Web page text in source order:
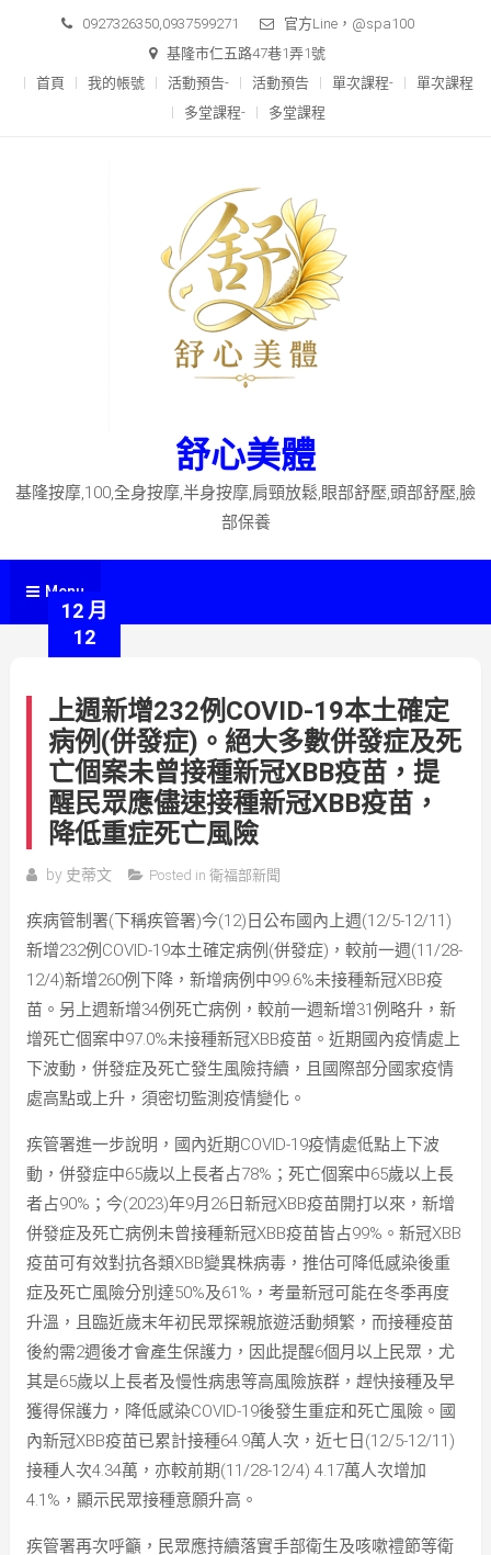
content
0927326350,0937599271
官方Line，@spa100
基隆市仁五路47巷1弄1號
首頁
我的帳號 活動預告- 活動預告 單次課程-
單次課程
多堂課程-
多堂課程
舒心美體
基隆按摩,100,全身按摩,半身按摩,肩頸放鬆,眼部舒壓,頭部舒壓,臉
部保養
Menu
12 月
12
上週新增232例COVID-19本土確定
病例(併發症)。絕大多數併發症及死
亡個案未曾接種新冠XBB疫苗，提
醒民眾應儘速接種新冠XBB疫苗，
降低重症死亡風險
by 史蒂文 Posted in 衛福部新聞
疾病管制署(下稱疾管署)今(12)日公布國內上週(12/5-12/11)
新增232例COVID-19本土確定病例(併發症)，較前一週(11/28-
12/4)新增260例下降，新增病例中99.6%未接種新冠XBB疫
苗。另上週新增34例死亡病例，較前一週新增31例略升，新
增死亡個案中97.0%未接種新冠XBB疫苗。近期國內疫情處上
下波動，併發症及死亡發生風險持續，且國際部分國家疫情
處高點或上升，須密切監測疫情變化。
疾管署進一步說明，國內近期COVID-19疫情處低點上下波
動，併發症中65歲以上長者占78%；死亡個案中65歲以上長
者占90%；今(2023)年9月26日新冠XBB疫苗開打以來，新增
併發症及死亡病例未曾接種新冠XBB疫苗皆占99%。新冠XBB
疫苗可有效對抗各類XBB變異株病毒，推估可降低感染後重
症及死亡風險分別達50%及61%，考量新冠可能在冬季再度
升溫，且臨近歲末年初民眾探親旅遊活動頻繁，而接種疫苗
後約需2週後才會產生保護力，因此提醒6個月以上民眾，尤
其是65歲以上長者及慢性病患等高風險族群，趕快接種及早
獲得保護力，降低感染COVID-19後發生重症和死亡風險。國
內新冠XBB疫苗已累計接種64.9萬人次，近七日(12/5-12/11)
接種人次4.34萬，亦較前期(11/28-12/4) 4.17萬人次增加
4.1%，顯示民眾接種意願升高。
疾管署再次呼籲，民眾應持續落實手部衛生及咳嗽禮節等衛